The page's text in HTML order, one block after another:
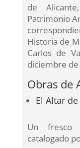
de
Patrimonio
Historia de
Carlos de
diciembre de
Obras de
El Altar
Un fresco
catalogado